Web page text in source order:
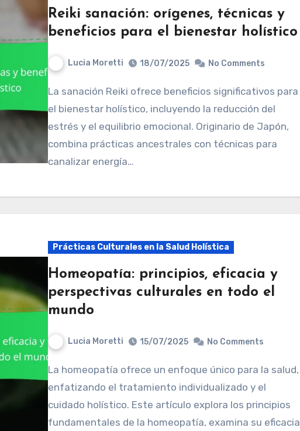
Reiki sanación: orígenes, técnicas y
beneficios para el bienestar holístico
Lucia Moretti 18/07/2025 No Comments
La sanación Reiki ofrece beneficios significativos para
el bienestar holístico, incluyendo la reducción del
estrés y el equilibrio emocional. Originario de Japón,
combina prácticas ancestrales con técnicas para
canalizar energía…
Prácticas Culturales en la Salud Holística
Homeopatía: principios, eficacia y
perspectivas culturales en todo el
mundo
Lucia Moretti 15/07/2025 No Comments
La homeopatía ofrece un enfoque único para la salud,
enfatizando el tratamiento individualizado y el
cuidado holístico. Este artículo explora los principios
fundamentales de la homeopatía, examina su eficacia